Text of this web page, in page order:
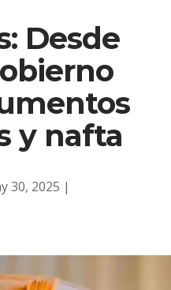
Desde
y nafta
30, 2025 |